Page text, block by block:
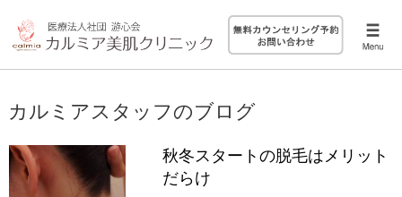
カルミアスタッフのブログ
秋冬スタートの脱毛はメリット
だらけ